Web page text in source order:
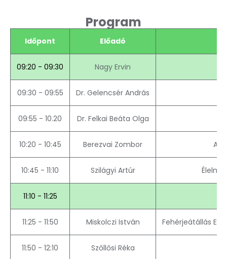
Program
Időpont Előadó
09:20 - 09:30 Nagy Ervin
09:30 - 09:55 Dr. Gelencsér András
09:55 - 10.20 Dr. Felkai Beáta Olga
10:20 - 10:45 Berezvai Zombor A
10:45 - 11:10 Szilágyi Artúr
11:10 - 11:25
11:25 - 11:50 Miskolczi István Fehérjeátállás
11:50 - 12:10 Szőllősi Réka